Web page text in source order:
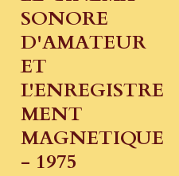
SONORE
D'AMATEUR
ET
L'ENREGISTRE
MENT
MAGNETIQUE
- 1975